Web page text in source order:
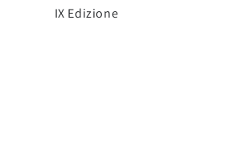
IX Edizione